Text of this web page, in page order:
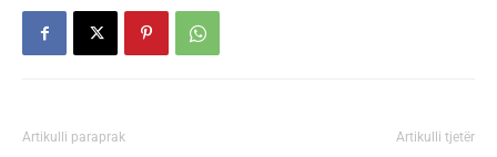
Artikulli paraprak Artikulli tjetër